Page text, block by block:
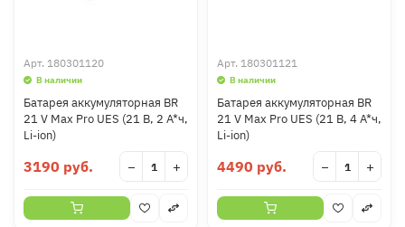
Арт. 180301120
В наличии
Батарея аккумуляторная BR
21 V Max Pro UES (21 В, 2 А*ч,
Li-ion)
3190 руб. − +
Арт. 180301121
В наличии
Батарея аккумуляторная BR
21 V Max Pro UES (21 В, 4 А*ч,
Li-ion)
4490 руб. − +